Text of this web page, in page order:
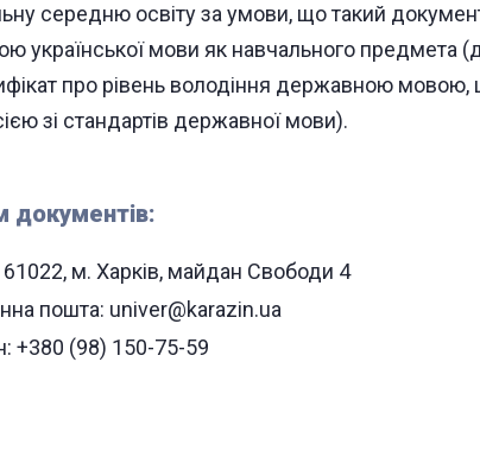
середню освіту за умови, що такий
української мови як навчального предмета
про рівень володіння державною
зі стандартів державної мови).
документів:
м. Харків, майдан Свободи 4
пошта: univer@karazin.ua
+380 (98) 150-75-59